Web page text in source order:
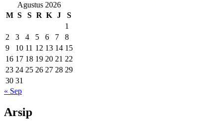
Agustus 2026
M S S R K J
S
1
2
3 4 5 6 7
8
9
10 11 12 13 14 15
16 17 18 19 20 21 22
23 24 25 26 27 28 29
30 31
« Sep
Arsip